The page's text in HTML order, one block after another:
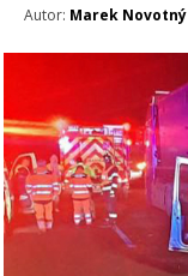
Autor: Marek Novotný